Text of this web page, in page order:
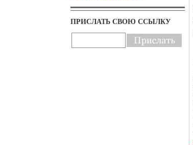
ПРИСЛАТЬ СВОЮ ССЫЛКУ